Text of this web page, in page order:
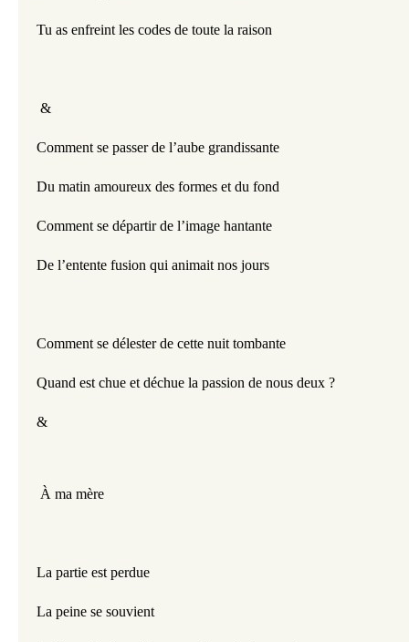
Tu as enfreint les codes de toute la raison
&
Comment se passer de l’aube grandissante
Du matin amoureux des formes et du fond
Comment se départir de l’image hantante
De l’entente fusion qui animait nos jours
Comment se délester de cette nuit tombante
Quand est chue et déchue la passion de nous deux ?
&
À ma mère
La partie est perdue
La peine se souvient